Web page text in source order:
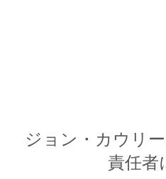
ジョン・カウリ
責任者